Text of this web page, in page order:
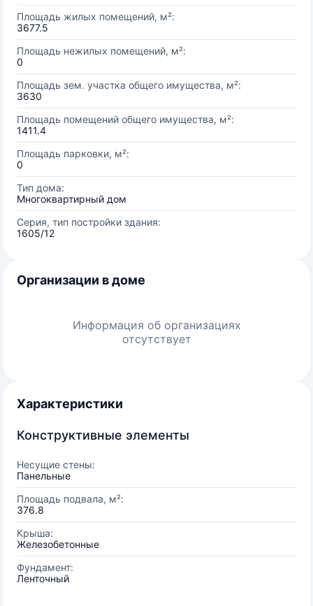
Площадь жилых помещений, м²:
3677.5
Площадь нежилых помещений, м²:
0
Площадь зем. участка общего имущества, м²:
3630
Площадь помещений общего имущества, м²:
1411.4
Площадь парковки, м²:
0
Тип дома:
Многоквартирный дом
Серия, тип постройки здания:
1605/12
Организации в доме
Информация об организациях
отсутствует
Характеристики
Конструктивные элементы
Несущие стены:
Панельные
Площадь подвала, м²:
376.8
Крыша:
Железобетонные
Фундамент:
Ленточный